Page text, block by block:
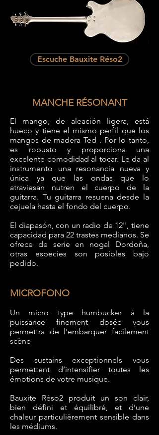
Escuche Bauxite Réso2
MANCHE RÉSONANT
El mango, de aleación ligera, está
hueco y tiene el mismo perfil que los
mangos de madera Ted . Por lo tanto,
es robusto y proporciona una
excelente comodidad al tocar. Le da al
instrumento una resonancia nueva y
única ya que las ondas
que lo
atraviesan
nutren el cuerpo de la
guitarra. Tu guitarra resuena desde la
cejuela hasta el fondo del cuerpo.
El diapasón, con un radio de 12'', tiene
capacidad para 22 trastes medianos. Se
ofrece de serie en nogal Dordoña,
otras especies son
posibles bajo
pedido.
MICROFONO
Un micro type humbucker à la
puissance finement dosée vous
permettra de l'embarquer facilement
scène
Des sustains exceptionnels vous
permettent d’intensifier toutes les
émotions de votre musique.
Bauxite Réso2 produit un son clair,
bien défini et équilibré, et d’une
chaleur particulièrement sensible dans
les médiums.